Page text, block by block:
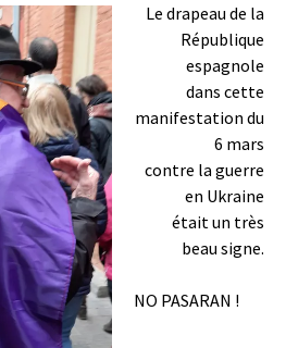
Le drapeau de la
République
espagnole
dans cette
manifestation du
6 mars
contre la guerre
en Ukraine
était un très
beau signe.
NO PASARAN !